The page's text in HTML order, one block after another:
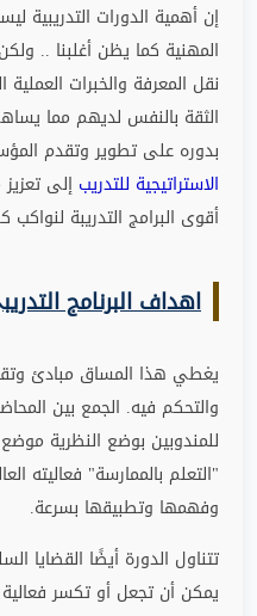
إن أهمية الدورات التدريبية
المهنية كما يظن أغلبنا ..
نقل المعرفة والخبرات
الثقة بالنفس لديهم مما
بدوره على تطوير وتقدم
الاستراتيجية للتدريب إلى
أقوى البرامج التدريبة
اهداف البرنامج
يغطي هذا المساق مبادئ
والتحكم فيه. الجمع بين
للمندوبين بوضع النظرية موضع
"التعلم بالممارسة" فعاليته
وفهمها وتطبيقها بسرعة.
تتناول الدورة أيضًا القضايا
يمكن أن تجعل أو تكسر